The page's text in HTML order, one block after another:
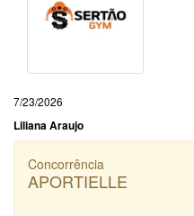
7/23/2026
Liliana Araujo
Concorrência
APORTIELLE